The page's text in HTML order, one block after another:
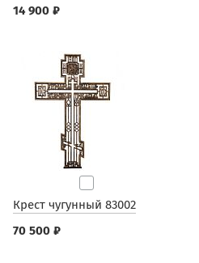
14 900 ₽
Крест чугунный 83002
70 500 ₽